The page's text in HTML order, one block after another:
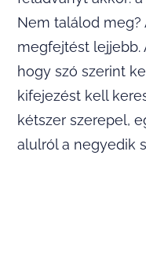
Nem találod
megfejtést lejjebb.
hogy szó szerint
kifejezést kell
kétszer szerepel,
alulról a negyedik